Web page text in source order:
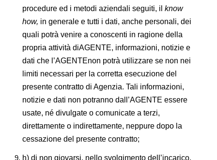
procedure ed i metodi aziendali seguiti, ilknow
how, in generale e tutti i dati, anche personali, dei
quali potrà venire a conoscenti in ragione della
propria attività diAGENTE, informazioni, notizie e
dati che l’AGENTEnon potrà utilizzare se non nei
limiti necessari per la corretta esecuzione del
presente contratto di Agenzia. Tali informazioni,
notizie e dati non potranno dall’AGENTE essere
usate, né divulgate o comunicate a terzi,
direttamente o indirettamente, neppure dopo la
cessazione del presente contratto;
h) di non giovarsi, nello svolgimento dell’incarico,